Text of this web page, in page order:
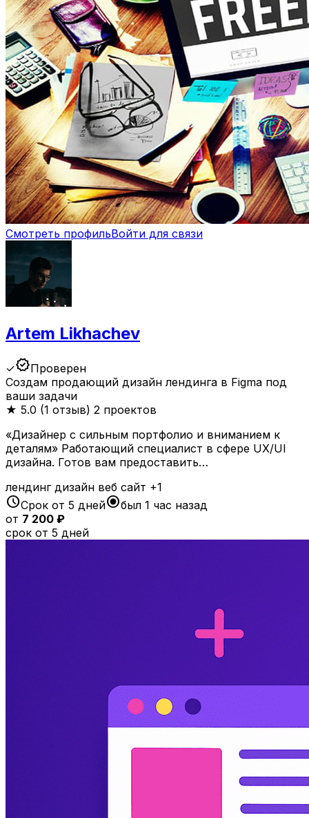
Смотреть профильВойти для связи
Artem Likhachev
✓verifiedПроверен
Создам продающий дизайн лендинга в Figma под
ваши задачи
★ 5.0 (1 отзыв) 2 проектов
«Дизайнер с сильным портфолио и вниманием к
деталям» Работающий специалист в сфере UX/UI
дизайна. Готов вам предоставить…
лендинг дизайн веб сайт +1
scheduleСрок от 5 днейradio_button_checkedбыл 1 час назад
от 7 200 ₽
срок от 5 дней